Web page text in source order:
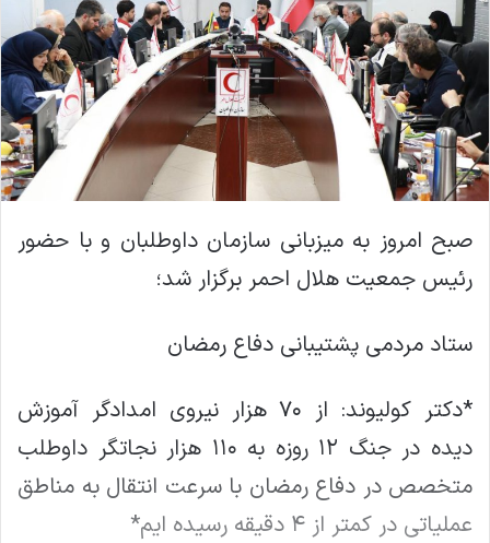
ی
ل
صبح امروز به میزبانی سازمان داوطلبان و با حضور
رئیس جمعیت هلال احمر برگزار شد؛
ستاد مردمی پشتیبانی دفاع رمضان
*دکتر کولیوند: از ۷۰ هزار نیروی امدادگر آموزش
دیده در جنگ ۱۲ روزه به ۱۱۰ هزار نجاتگر داوطلب
متخصص در دفاع رمضان با سرعت انتقال به مناطق
عملیاتی در کمتر از ۴ دقیقه رسیده ایم*